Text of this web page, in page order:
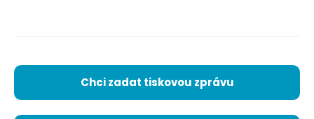
Chci zadat tiskovou zprávu